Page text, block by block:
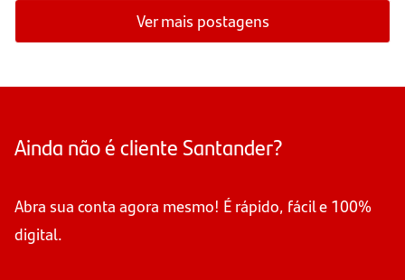
Ver mais postagens
Ainda não é cliente Santander?
Abra sua conta agora mesmo! É rápido, fácil e 100%
digital.